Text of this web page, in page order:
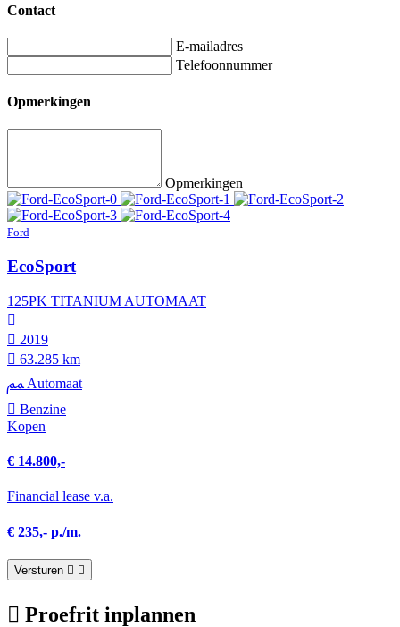
Contact
E-mailadres
Telefoonnummer
Opmerkingen
Opmerkingen
Ford
EcoSport
125PK TITANIUM AUTOMAAT
2019
63.285 km
Automaat
Benzine
Kopen
€ 14.800,-
Financial lease v.a.
€ 235,- p./m.
Versturen
Proefrit inplannen